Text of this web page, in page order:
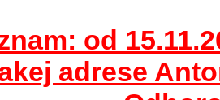
od
adrese